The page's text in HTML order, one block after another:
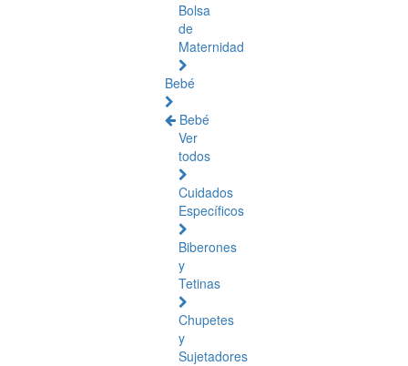
Bolsa
de
Maternidad
Bebé
Bebé
Ver
todos
Cuidados
Específicos
Biberones
y
Tetinas
Chupetes
y
Sujetadores